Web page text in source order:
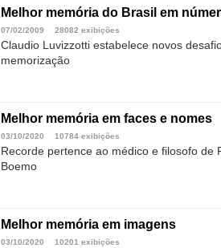
Melhor memória do Brasil em
07/02/2009 28082 exibições
Claudio Luvizzotti estabelece novos
memorização
Melhor memória em faces e nomes
03/10/2020 10784 exibições
Recorde pertence ao médico e filosofo de
Boemo
Melhor memória em imagens
03/10/2020 10201 exibições